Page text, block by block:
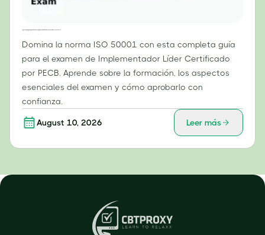
Domina la norma ISO 50001 con esta completa guía
para el examen de Implementador Líder Certificado
por PECB. Aprende sobre la formación, los aspectos
esenciales del examen y cómo aprobarlo con
confianza.
August 10, 2026 Leer más